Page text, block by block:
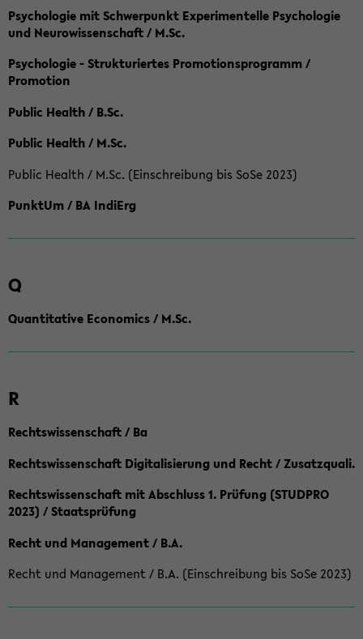
Psychologie mit Schwerpunkt Experimentelle Psychologie
und Neurowissenschaft / M.Sc.
Psychologie - Strukturiertes Promotionsprogramm /
Promotion
Public Health / B.Sc.
Public Health / M.Sc.
Public Health / M.Sc. (Einschreibung bis SoSe 2023)
PunktUm / BA IndiErg
Q
Quantitative Economics / M.Sc.
R
Rechtswissenschaft / Ba
Rechtswissenschaft Digitalisierung und Recht / Zusatzquali.
Rechtswissenschaft mit Abschluss 1. Prüfung (STUDPRO
2023) / Staatsprüfung
Recht und Management / B.A.
Recht und Management / B.A. (Einschreibung bis SoSe 2023)